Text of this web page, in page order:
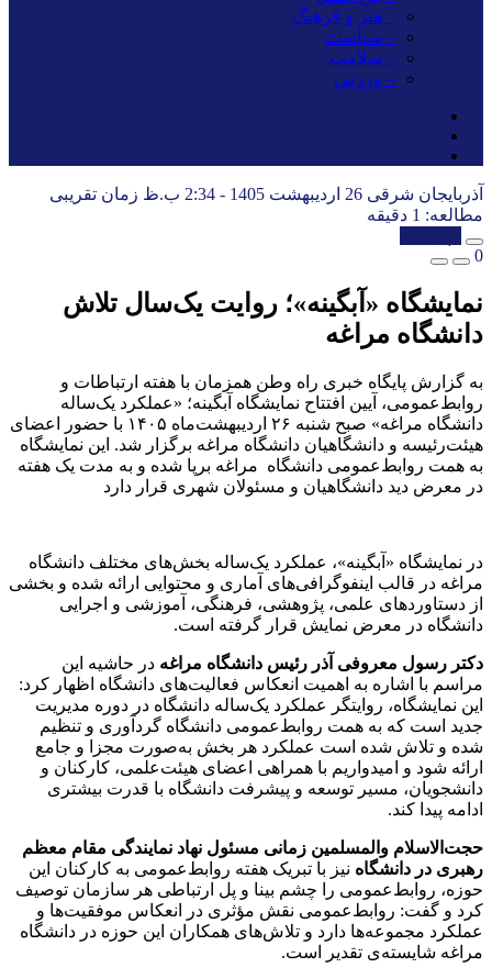
_ هنر و فرهنگ
– سیاست
– سلامت
– ورزش
آذربایجان شرقی 26 اردیبهشت 1405 - 2:34 ب.ظ
زمان تقریبی
مطالعه: 1 دقیقه
0
نمایشگاه «آبگینه»؛ روایت یک‌سال تلاش
دانشگاه مراغه
به گزارش پایگاه خبری راه وطن همزمان با هفته ارتباطات و
روابط‌عمومی، آیین افتتاح نمایشگاه آبگینه؛ «عملکرد یک‌ساله
دانشگاه مراغه» صبح شنبه ۲۶ اردیبهشت‌ماه ۱۴۰۵ با حضور اعضای
هیئت‌رئیسه و دانشگاهیان دانشگاه مراغه برگزار شد. این نمایشگاه
به همت روابط‌عمومی دانشگاه مراغه برپا شده و به مدت یک هفته
در معرض دید دانشگاهیان و مسئولان شهری قرار دارد
در نمایشگاه «آبگینه»، عملکرد یک‌ساله بخش‌های مختلف دانشگاه
مراغه در قالب اینفوگرافی‌های آماری و محتوایی ارائه شده و بخشی
از دستاوردهای علمی، پژوهشی، فرهنگی، آموزشی و اجرایی
دانشگاه در معرض نمایش قرار گرفته است.
دکتر رسول معروفی آذر رئیس دانشگاه مراغه در حاشیه این
مراسم با اشاره به اهمیت انعکاس فعالیت‌های دانشگاه اظهار کرد:
این نمایشگاه، روایتگر عملکرد یک‌ساله دانشگاه در دوره مدیریت
جدید است که به همت روابط‌عمومی دانشگاه گردآوری و تنظیم
شده و تلاش شده است عملکرد هر بخش به‌صورت مجزا و جامع
ارائه شود و امیدواریم با همراهی اعضای هیئت‌علمی، کارکنان و
دانشجویان، مسیر توسعه و پیشرفت دانشگاه با قدرت بیشتری
ادامه پیدا کند.
حجت‌الاسلام والمسلمین زمانی مسئول نهاد نمایندگی مقام معظم
رهبری در دانشگاه نیز با تبریک هفته روابط‌عمومی به کارکنان این
حوزه، روابط‌عمومی را چشم بینا و پل ارتباطی هر سازمان توصیف
کرد و گفت: روابط‌عمومی نقش مؤثری در انعکاس موفقیت‌ها و
عملکرد مجموعه‌ها دارد و تلاش‌های همکاران این حوزه در دانشگاه
مراغه شایسته‌ی تقدیر است.